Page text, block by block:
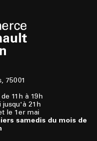
75001
11h à 19h
jusqu'à 21h
le 1er mai
samedis du mois de